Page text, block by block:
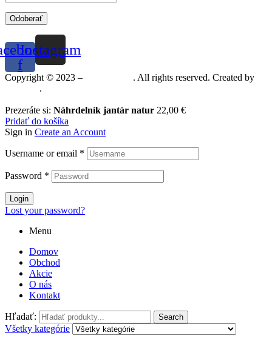
Odoberať
f
Instagram
Copyright © 2023 –
. All rights reserved. Created by
.
Prezeráte si: Náhrdelník jantár natur 22,00 €
Pridať do košíka
Sign in Create an Account
Username or email *
Password *
Login
Lost your password?
Menu
Domov
Obchod
Akcie
O nás
Kontakt
Hľadať: Search
Všetky kategórie